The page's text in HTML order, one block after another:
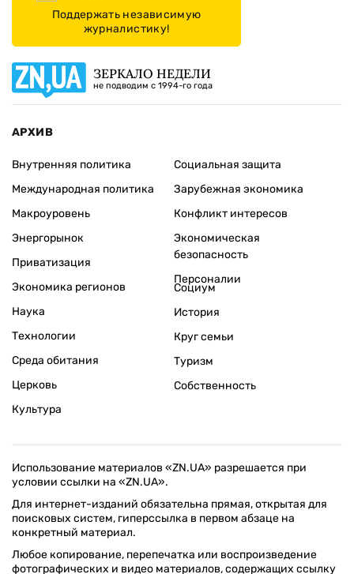
Поддержать независимую
журналистику!
ЗЕРКАЛО НЕДЕЛИ
не подводим с 1994-го года
АРХИВ
Внутренняя политика
Международная политика
Макроуровень
Энергорынок
Приватизация
Экономика регионов
Социальная защита
Зарубежная экономика
Конфликт интересов
Экономическая
безопасность
Персоналии
Наука
Технологии
Среда обитания
Церковь
Культура
Социум
История
Круг семьи
Туризм
Собственность
Использование материалов «ZN.UA» разрешается при
условии ссылки на «ZN.UA».
Для интернет-изданий обязательна прямая, открытая для
поисковых систем, гиперссылка в первом абзаце на
конкретный материал.
Любое копирование, перепечатка или воспроизведение
фотографических и видео материалов, содержащих ссылку